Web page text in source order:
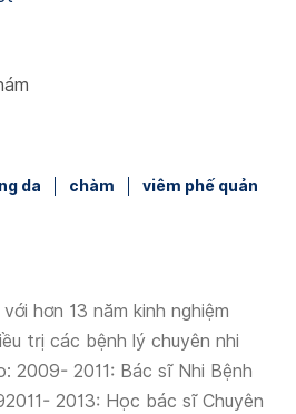
da chàm
viêm phế quản
hơn 13 năm kinh nghiệm
trị các bệnh lý chuyên nhi
2009- 2011: Bác sĩ Nhi Bệnh
2013: Học bác sĩ Chuyên